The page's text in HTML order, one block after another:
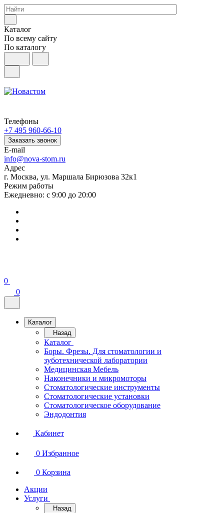
Каталог
По всему сайту
По каталогу
Телефоны
+7 495 960-66-10
Заказать звонок
E-mail
info@nova-stom.ru
Адрес
г. Москва, ул. Маршала Бирюзова 32к1
Режим работы
Ежедневно: с 9:00 до 20:00
0
0
Каталог
Назад
Каталог
Боры. Фрезы. Для стоматологии и
зуботехнической лаборатории
Медицинская Мебель
Наконечники и микромоторы
Стоматологические инструменты
Стоматологические установки
Стоматологическое оборудование
Эндодонтия
Кабинет
0 Избранное
0 Корзина
Акции
Услуги
Назад